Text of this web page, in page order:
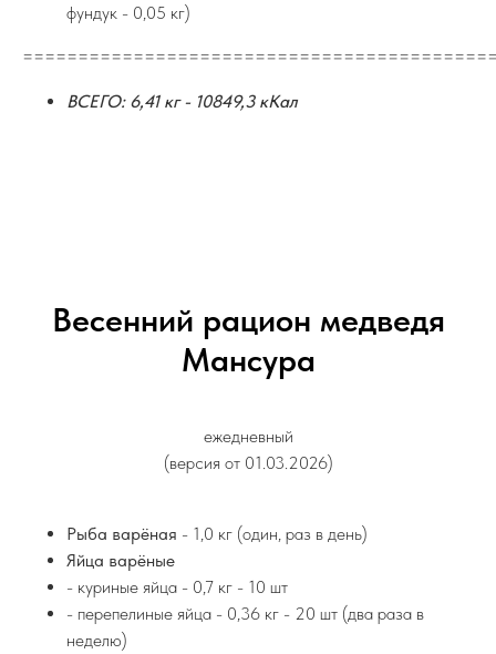
фундук - 0,05 кг)
ВСЕГО: 6,41 кг - 10849,3 кКал
Весенний рацион медведя
Мансура
ежедневный
(версия от 01.03.2026)
Рыба варёная - 1,0 кг (один, раз в день)
Яйца варёные
- куриные яйца - 0,7 кг - 10 шт
- перепелиные яйца - 0,36 кг - 20 шт (два раза в
неделю)